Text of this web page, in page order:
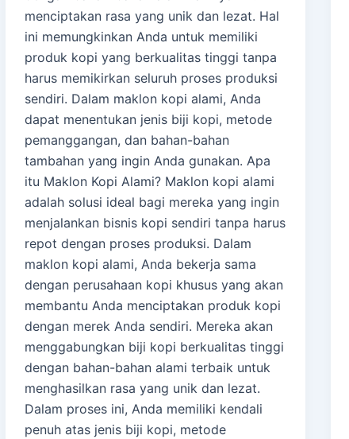
menciptakan rasa yang unik dan lezat. Hal
ini memungkinkan Anda untuk memiliki
produk kopi yang berkualitas tinggi tanpa
harus memikirkan seluruh proses produksi
sendiri. Dalam maklon kopi alami, Anda
dapat menentukan jenis biji kopi, metode
pemanggangan, dan bahan-bahan
tambahan yang ingin Anda gunakan. Apa
itu Maklon Kopi Alami? Maklon kopi alami
adalah solusi ideal bagi mereka yang ingin
menjalankan bisnis kopi sendiri tanpa harus
repot dengan proses produksi. Dalam
maklon kopi alami, Anda bekerja sama
dengan perusahaan kopi khusus yang akan
membantu Anda menciptakan produk kopi
dengan merek Anda sendiri. Mereka akan
menggabungkan biji kopi berkualitas tinggi
dengan bahan-bahan alami terbaik untuk
menghasilkan rasa yang unik dan lezat.
Dalam proses ini, Anda memiliki kendali
penuh atas jenis biji kopi, metode